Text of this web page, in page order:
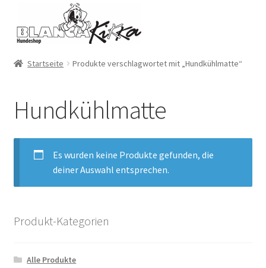
Navigation
springen
Inhalt
springen
Startseite Produkte verschlagwortet mit „Hundkühlmatte“
Hundkühlmatte
Es wurden keine Produkte gefunden, die
deiner Auswahl entsprechen.
Produkt-Kategorien
Alle Produkte